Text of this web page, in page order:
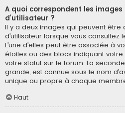
A quoi correspondent les
d’utilisateur ?
Il y a deux images qui peuvent
d’utilisateur lorsque vous consultez
L’une d’elles peut être associée à
étoiles ou des blocs indiquant
votre statut sur le forum. La
grande, est connue sous le nom
unique ou propre à chaque
Haut